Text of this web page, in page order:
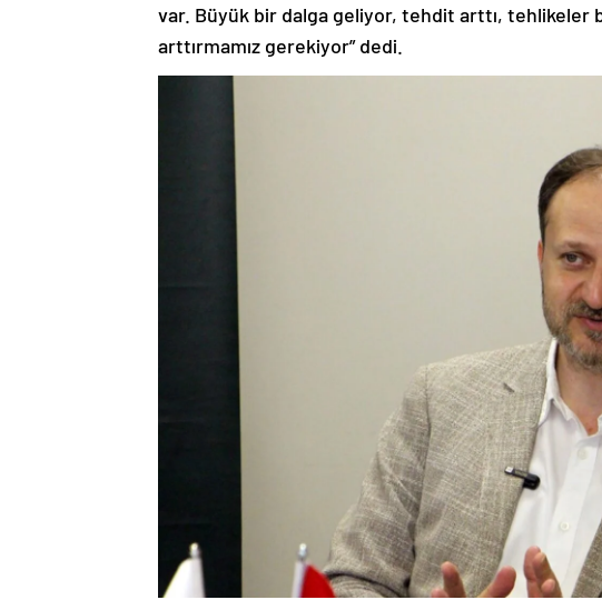
var. Büyük bir dalga geliyor, tehdit arttı, tehlikeler
arttırmamız gerekiyor” dedi.